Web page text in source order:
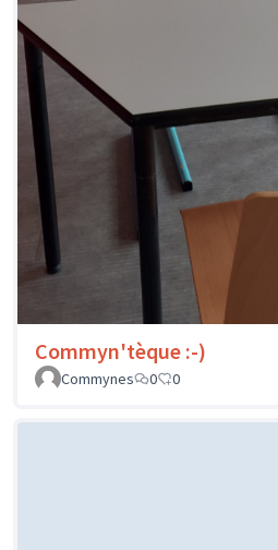
Commyn'tèque :-)
Commynes
0 0